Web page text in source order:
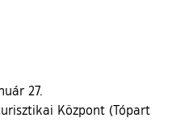
27.
Központ (Tópart